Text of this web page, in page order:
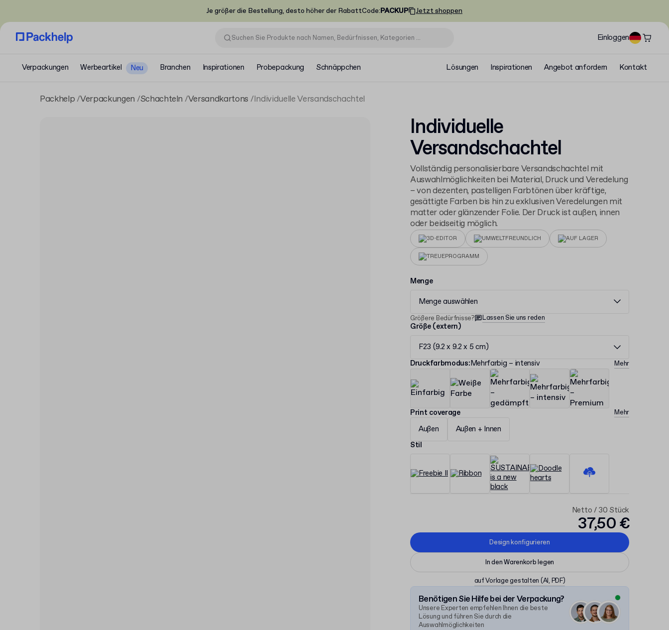
Je größer die Bestellung, desto höher der RabattCode:PACKUP Jetzt shoppen
Einloggen
Verpackungen Werbeartikel Neu Branchen Inspirationen Probepackung Schnäppchen Lösungen Inspirationen Angebot anfordern Kontakt
Packhelp Verpackungen Schachteln Versandkartons Individuelle Versandschachtel
Individuelle
Versandschachtel
Vollständig personalisierbare Versandschachtel mit
Auswahlmöglichkeiten bei Material, Druck und Veredelung
– von dezenten, pastelligen Farbtönen über kräftige,
gesättigte Farben bis hin zu exklusiven Veredelungen mit
matter oder glänzender Folie. Der Druck ist außen, innen
oder beidseitig möglich.
3D-EDITOR UMWELTFREUNDLICH AUF LAGER
TREUEPROGRAMM
Menge
Menge auswählen
Größere Bedürfnisse? Lassen Sie uns reden
Größe (extern)
F23 (9.2 x 9.2 x 5 cm)
Druckfarbmodus:Mehrfarbig – intensiv Mehr
Print coverage Mehr
Außen
Außen + Innen
Stil
Netto / 30 Stück
37,50 €
Design konfigurieren
auf Vorlage gestalten (AI, PDF)
In den Warenkorb legen
Benötigen Sie Hilfe bei der Verpackung?
Unsere Experten empfehlen Ihnen die beste
Lösung und führen Sie durch die
Auswahlmöglichkeiten